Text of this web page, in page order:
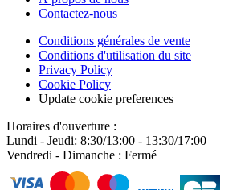
Contactez-nous
Conditions générales de vente
Conditions d'utilisation du site
Privacy Policy
Cookie Policy
Update cookie preferences
Horaires d'ouverture :
Lundi - Jeudi: 8:30/13:00 - 13:30/17:00
Vendredi - Dimanche : Fermé